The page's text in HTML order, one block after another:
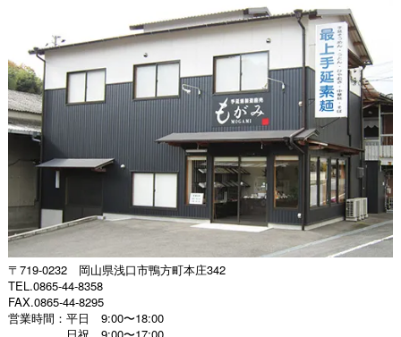
〒719-0232 岡山県浅口市鴨方町本庄342
TEL.0865-44-8358
FAX.0865-44-8295
営業時間：平日 9:00〜18:00